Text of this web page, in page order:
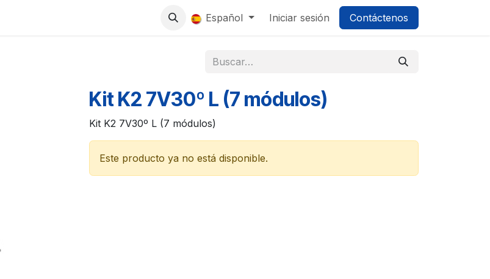
0 Español Iniciar sesión Contáctenos
Kit K2 7V30º L (7 módulos)
Kit K2 7V30º L (7 módulos)
Este producto ya no está disponible.